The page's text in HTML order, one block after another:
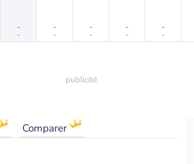
-
-
-
-
-
-
-
-
-
-
Comparer